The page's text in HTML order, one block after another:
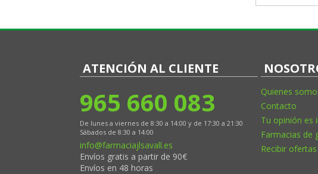
ATENCIÓN AL CLIENTE
965 660 083
De lunes a viernes de 8:30 a 14:00 y de 17:30 a 21:30
Sábados de 8:30 a 14:00
info@farmaciajlsavall.es
Envíos gratis a partir de 90€
Envíos en 48 horas
Quienes
Contacto
Tu opinión es
Farmacias de
Recibir ofertas